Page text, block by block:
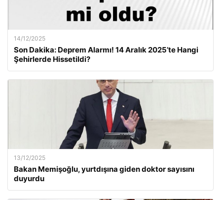
14/12/2025
Son Dakika: Deprem Alarmı! 14 Aralık 2025’te Hangi
Şehirlerde Hissetildi?
13/12/2025
Bakan Memişoğlu, yurtdışına giden doktor sayısını
duyurdu